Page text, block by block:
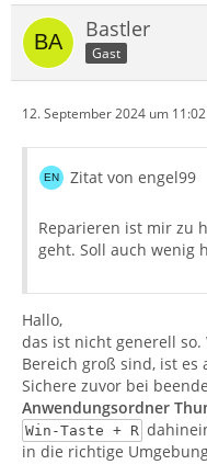
Bastler
Gast
12. September 2024 um 11:02
Zitat von engel99
Reparieren ist mir zu
geht. Soll auch wenig
Hallo,
das ist nicht generell
Bereich groß sind, ist es
Sichere zuvor bei
Anwendungsordner
Win-Taste + R
in die richtige